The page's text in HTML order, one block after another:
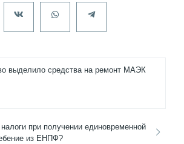
выделило средства на ремонт МАЭК
при получении единовременной
из ЕНПФ?